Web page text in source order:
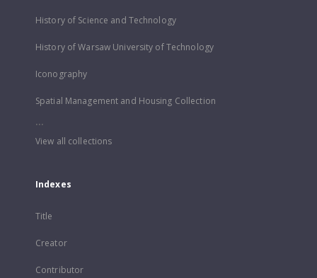
History of Science and Technology
History of Warsaw University of Technology
Iconography
Spatial Management and Housing Collection
...
View all collections
Indexes
Title
Creator
Contributor